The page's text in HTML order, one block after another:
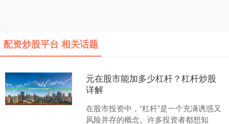
配资炒股平台 相关话题
元在股市能加多少杠杆？杠杆炒股
详解
在股市投资中，“杠杆”是一个充满诱惑又
风险并存的概念。许多投资者都想知